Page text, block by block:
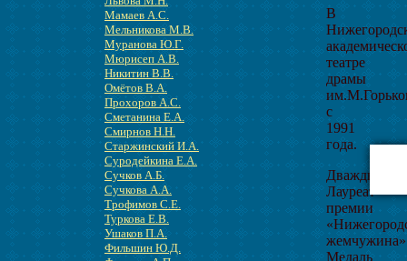
Мамаев А.С.
Мельникова М.В.
Муранова Ю.Г.
Мюрисеп А.В.
Никитин В.В.
Омётов В.А.
Прохоров А.С.
Сметанина Е.А.
Смирнов Н.Н.
Старжинский И.А.
Суродейкина Е.А.
Сучков А.Б.
Сучкова А.А.
Трофимов С.Е.
Туркова Е.В.
Ушаков П.А.
Фильшин Ю.Д.
В
театре
драмы
с
1991
года.
Дважды
Лауреат
премии
Медаль